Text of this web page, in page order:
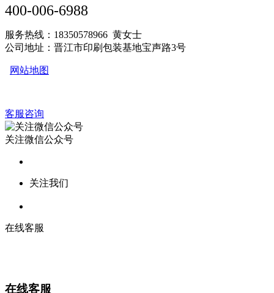
400-006-6988
服务热线：18350578966 黄女士
公司地址：晋江市印刷包装基地宝声路3号
网站地图
客服咨询
关注微信公众号
关注我们
在线客服
在线客服